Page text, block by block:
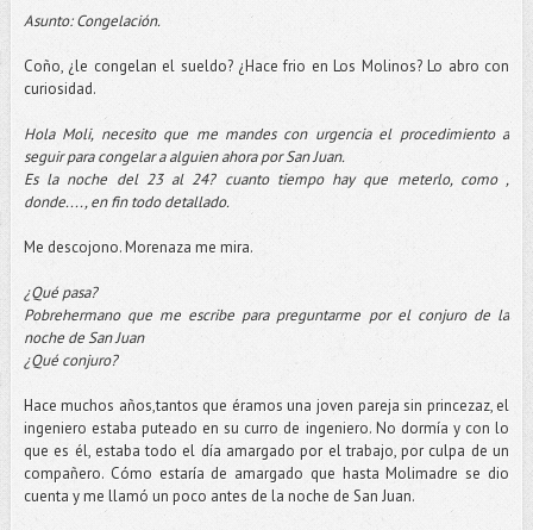
Asunto: Congelación.
Coño, ¿le congelan el sueldo? ¿Hace frio en Los Molinos? Lo abro con
curiosidad.
Hola Moli, necesito que me mandes con urgencia el procedimiento a
seguir para congelar a alguien ahora por San Juan.
Es la noche del 23 al 24? cuanto tiempo hay que meterlo, como ,
donde...., en fin todo detallado.
Me descojono. Morenaza me mira.
¿Qué pasa?
Pobrehermano que me escribe para preguntarme por el conjuro de la
noche de San Juan
¿Qué conjuro?
Hace muchos años,tantos que éramos una joven pareja sin princezaz, el
ingeniero estaba puteado en su curro de ingeniero. No dormía y con lo
que es él, estaba todo el día amargado por el trabajo, por culpa de un
compañero. Cómo estaría de amargado que hasta Molimadre se dio
cuenta y me llamó un poco antes de la noche de San Juan.